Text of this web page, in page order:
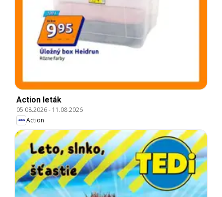
Action leták
05.08.2026- 11.08.2026
Action